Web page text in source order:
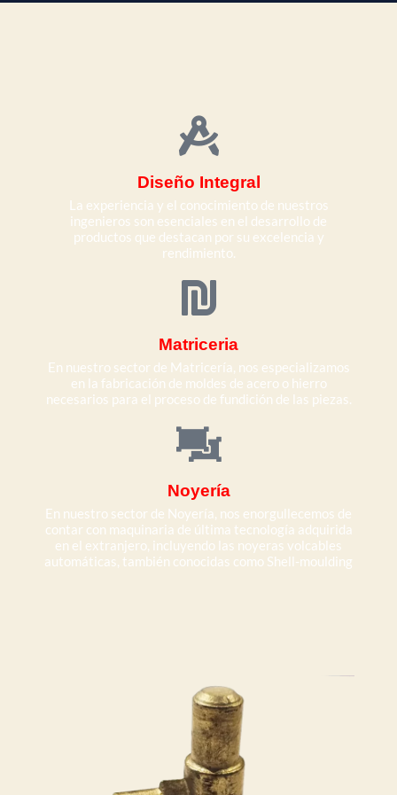
Diseño Integral
La experiencia y el conocimiento de nuestros
ingenieros son esenciales en el desarrollo de
productos que destacan por su excelencia y
rendimiento.
Matriceria
En nuestro sector de Matricería, nos especializamos
en la fabricación de moldes de acero o hierro
necesarios para el proceso de fundición de las piezas.
Noyería
En nuestro sector de Noyería, nos enorgullecemos de
contar con maquinaria de última tecnología adquirida
en el extranjero, incluyendo las noyeras volcables
automáticas, también conocidas como Shell-moulding